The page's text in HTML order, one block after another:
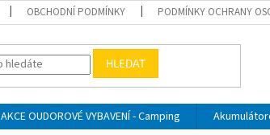
OBCHODNÍ PODMÍNKY PODMÍNKY OCHRANY
HLEDAT
AKCE OUDOROVÉ VYBAVENÍ - Camping